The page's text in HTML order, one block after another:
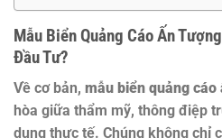
Mẫu Biển Quảng Cáo Ấn
Đầu Tư?
Về cơ bản, mẫu biển quảng cáo
hòa giữa thẩm mỹ, thông điệp
dụng thực tế. Chúng không chỉ